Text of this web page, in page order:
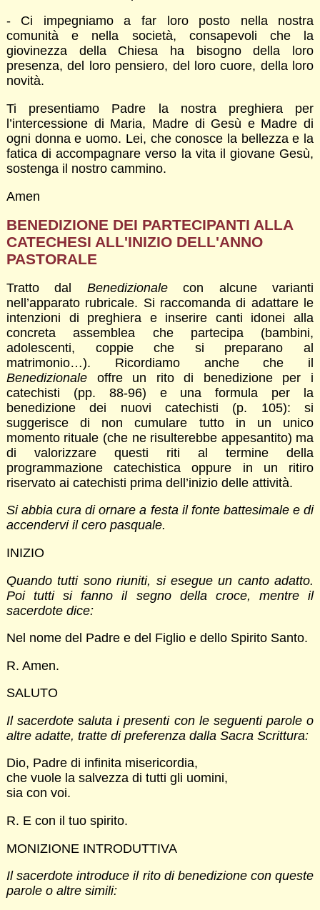
- Ci impegniamo a far loro posto nella nostra
comunità e nella società, consapevoli che la
giovinezza della Chiesa ha bisogno della loro
presenza, del loro pensiero, del loro cuore, della loro
novità.
Ti presentiamo Padre la nostra preghiera per
l’intercessione di Maria, Madre di Gesù e Madre di
ogni donna e uomo. Lei, che conosce la bellezza e la
fatica di accompagnare verso la vita il giovane Gesù,
sostenga il nostro cammino.
Amen
BENEDIZIONE DEI PARTECIPANTI ALLA
CATECHESI ALL'INIZIO DELL'ANNO
PASTORALE
Tratto dal Benedizionalecon alcune varianti
nell’apparato rubricale. Si raccomanda di adattare le
intenzioni di preghiera e inserire canti idonei alla
concreta assemblea che partecipa (bambini,
adolescenti, coppie che si preparano al
matrimonio…). Ricordiamo anche che il
Benedizionaleoffre un rito di benedizione per i
catechisti (pp. 88-96) e una formula per la
benedizione dei nuovi catechisti (p. 105): si
suggerisce di non cumulare tutto in un unico
momento rituale (che ne risulterebbe appesantito) ma
di valorizzare questi riti al termine della
programmazione catechistica oppure in un ritiro
riservato ai catechisti prima dell’inizio delle attività.
Si abbia cura di ornare a festa il fonte battesimale e di
accendervi il cero pasquale.
INIZIO
Quando tutti sono riuniti, si esegue un canto adatto.
Poi tutti si fanno il segno della croce, mentre il
sacerdote dice:
Nel nome del Padre e del Figlio e dello Spirito Santo.
R. Amen.
SALUTO
Il sacerdote saluta i presenti con le seguenti parole o
altre adatte, tratte di preferenza dalla Sacra Scrittura:
Dio, Padre di infinita misericordia,
che vuole la salvezza di tutti gli uomini,
sia con voi.
R. E con il tuo spirito.
MONIZIONE INTRODUTTIVA
Il sacerdote introduce il rito di benedizione con queste
parole o altre simili: